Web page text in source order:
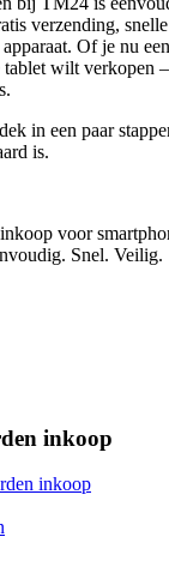
verzending,
Of je nu
tablet wilt verkopen
in een paar
is.
voor
Snel. Veilig.
inkoop
inkoop